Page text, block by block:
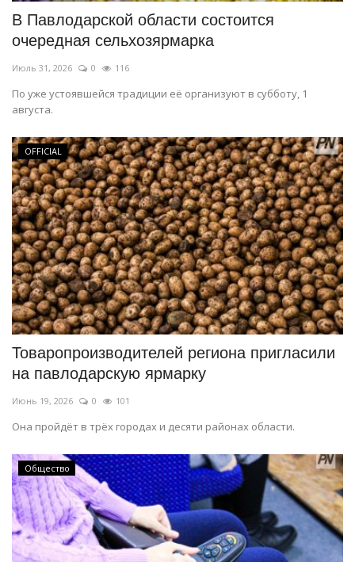
В Павлодарской области состоится
очередная сельхозярмарка
Июль 31, 2026 0 116
По уже устоявшейся традиции её организуют в субботу, 1
августа.
OFFICIAL
Товаропроизводителей региона пригласили
на павлодарскую ярмарку
Июнь 19, 2026 0 101
Она пройдёт в трёх городах и десяти районах области.
Общество